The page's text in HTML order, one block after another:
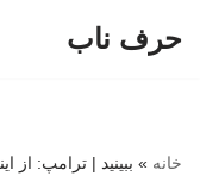
حرف ناب
خانه » ببینید | ترامپ: از